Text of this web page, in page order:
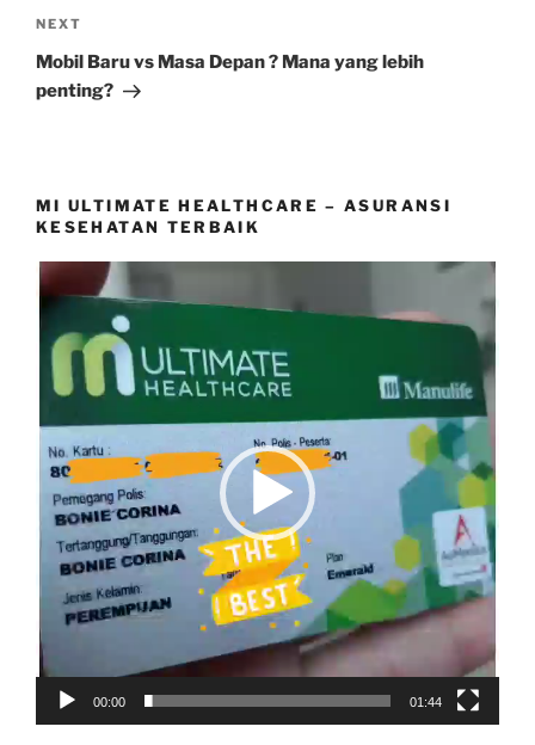
Next
Post
NEXT
Mobil Baru vs Masa Depan ? Mana yang lebih
penting?
MI ULTIMATE HEALTHCARE – ASURANSI
KESEHATAN TERBAIK
Video
Player
00:00 01:44